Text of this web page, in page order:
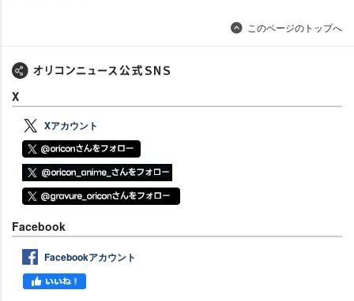
このページのトップへ
X
Xアカウント
Facebook
Facebookアカウント